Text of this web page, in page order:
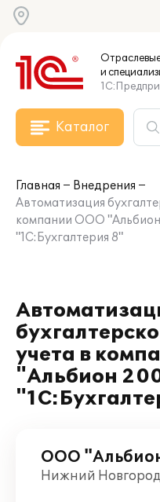
и
Каталог
Главная
Внедрения
Автоматизация
компании ООО
"1С:Бухгалтерия 8"
учета в
"Альбион
ООО
Нижний